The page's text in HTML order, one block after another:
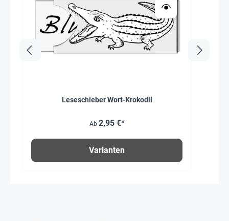
Leseschieber Wort-Krokodil
Ab 2,95 €*
Varianten